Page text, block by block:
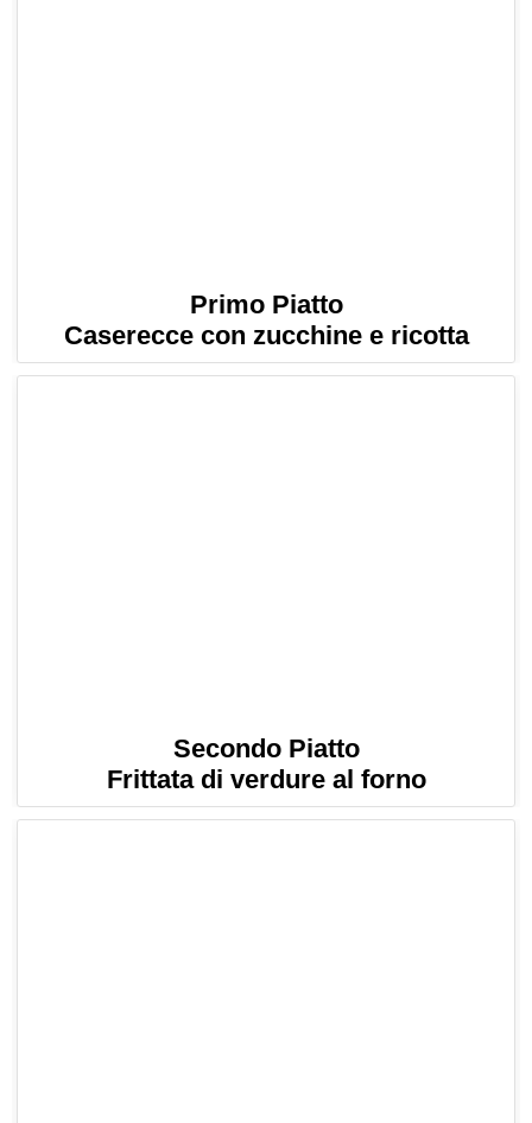
Primo Piatto
Caserecce con zucchine e ricotta
Secondo Piatto
Frittata di verdure al forno